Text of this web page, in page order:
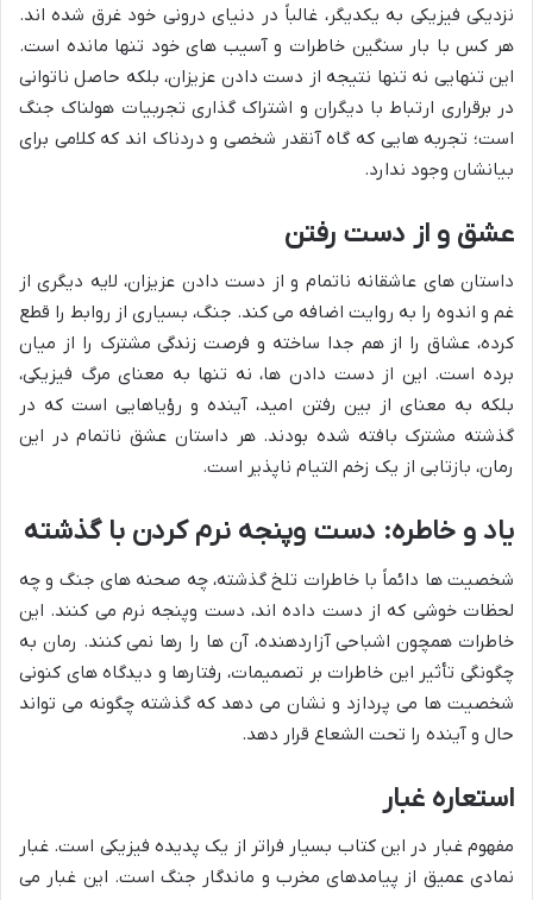
نزدیکی فیزیکی به یکدیگر، غالباً در دنیای درونی خود غرق شده اند.
هر کس با بار سنگین خاطرات و آسیب های خود تنها مانده است.
این تنهایی نه تنها نتیجه از دست دادن عزیزان، بلکه حاصل ناتوانی
در برقراری ارتباط با دیگران و اشتراک گذاری تجربیات هولناک جنگ
است؛ تجربه هایی که گاه آنقدر شخصی و دردناک اند که کلامی برای
بیانشان وجود ندارد.
عشق و از دست رفتن
داستان های عاشقانه ناتمام و از دست دادن عزیزان، لایه دیگری از
غم و اندوه را به روایت اضافه می کند. جنگ، بسیاری از روابط را قطع
کرده، عشاق را از هم جدا ساخته و فرصت زندگی مشترک را از میان
برده است. این از دست دادن ها، نه تنها به معنای مرگ فیزیکی،
بلکه به معنای از بین رفتن امید، آینده و رؤیاهایی است که در
گذشته مشترک بافته شده بودند. هر داستان عشق ناتمام در این
رمان، بازتابی از یک زخم التیام ناپذیر است.
یاد و خاطره: دست وپنجه نرم کردن با گذشته
شخصیت ها دائماً با خاطرات تلخ گذشته، چه صحنه های جنگ و چه
لحظات خوشی که از دست داده اند، دست وپنجه نرم می کنند. این
خاطرات همچون اشباحی آزاردهنده، آن ها را رها نمی کنند. رمان به
چگونگی تأثیر این خاطرات بر تصمیمات، رفتارها و دیدگاه های کنونی
شخصیت ها می پردازد و نشان می دهد که گذشته چگونه می تواند
حال و آینده را تحت الشعاع قرار دهد.
استعاره غبار
مفهوم غبار در این کتاب بسیار فراتر از یک پدیده فیزیکی است. غبار
نمادی عمیق از پیامدهای مخرب و ماندگار جنگ است. این غبار می